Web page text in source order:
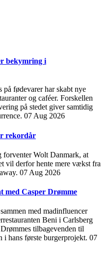
bekymring i
på fødevarer har skabt nye
og caféer. Forskellen
på stedet giver samtidig
07 Aug 2026
rekordår
forventer Wolt Danmark, at
vil derfor hente mere vækst fra
07 Aug 2026
med Casper Drømme
med madinfluencer
Beni i Carlsberg
tilbagevenden til
i hans første burgerprojekt. 07